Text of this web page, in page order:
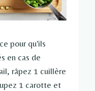
pour qu'ils
en cas de
râpez 1 cuillère
1 carotte et